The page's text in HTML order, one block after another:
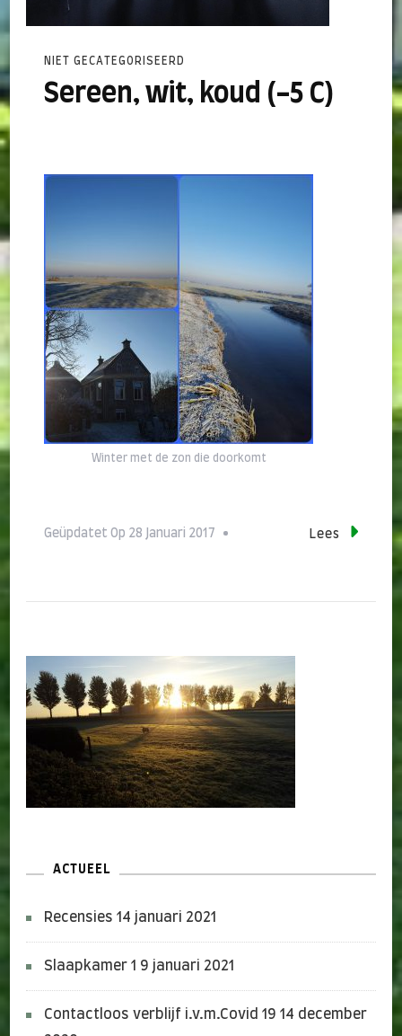
NIET GECATEGORISEERD
Sereen, wit, koud (-5 C)
Winter met de zon die doorkomt
Geüpdatet Op 28 Januari 2017 Lees
ACTUEEL
Recensies 14 januari 2021
Slaapkamer 1 9 januari 2021
Contactloos verblijf i.v.m.Covid 19 14 december